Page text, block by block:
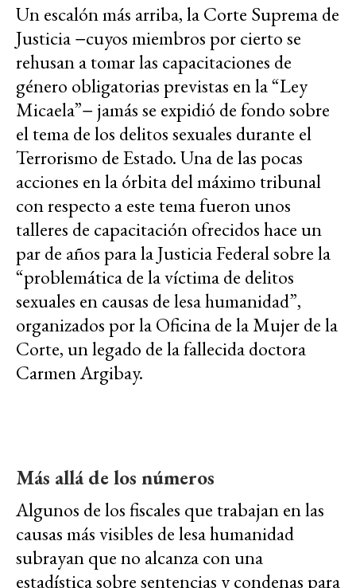
Un escalón más arriba, la Corte Suprema de
Justicia −cuyos miembros por cierto se
rehusan a tomar las capacitaciones de
género obligatorias previstas en la “Ley
Micaela”− jamás se expidió de fondo sobre
el tema de los delitos sexuales durante el
Terrorismo de Estado. Una de las pocas
acciones en la órbita del máximo tribunal
con respecto a este tema fueron unos
talleres de capacitación ofrecidos hace un
par de años para la Justicia Federal sobre la
“problemática de la víctima de delitos
sexuales en causas de lesa humanidad”,
organizados por la Oficina de la Mujer de la
Corte, un legado de la fallecida doctora
Carmen Argibay.
Más allá de los números
Algunos de los fiscales que trabajan en las
causas más visibles de lesa humanidad
subrayan que no alcanza con una
estadística sobre sentencias y condenas para